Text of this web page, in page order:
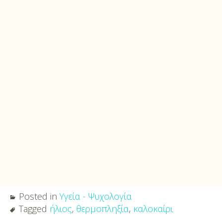
Posted in Υγεία - Ψυχολογία
Tagged ήλιος, θερμοπληξία, καλοκαίρι